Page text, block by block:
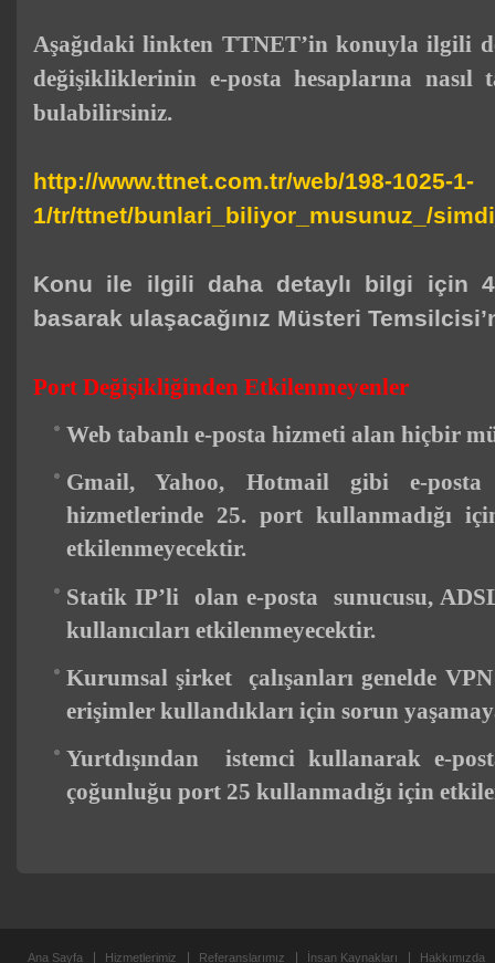
Aşağıdaki linkten TTNET’in konuyla ilgili
değişikliklerinin e-posta hesaplarına nasıl
bulabilirsiniz.
http://www.ttnet.com.tr/web/198-1025-1-
1/tr/ttnet/bunlari_biliyor_musunuz_/
Konu ile ilgili daha detaylı bilgi için
basarak ulaşacağınız Müsteri
Port Değişikliğinden Etkilenmeyenler
Web tabanlı e-posta hizmeti alan hiçbir
Gmail, Yahoo, Hotmail gibie-posta
hizmetlerinde 25. port kullanmadığı
etkilenmeyecektir.
Statik IP’li olan e-posta sunucusu,
kullanıcıları etkilenmeyecektir.
Kurumsal şirket çalışanları genelde
erişimler kullandıkları için sorun
Yurtdışından istemci kullanarak e-
çoğunluğu port 25 kullanmadığı için
Ana Sayfa Hizmetlerimiz Referanslarımız İnsan Kaynakları Hakkımızda